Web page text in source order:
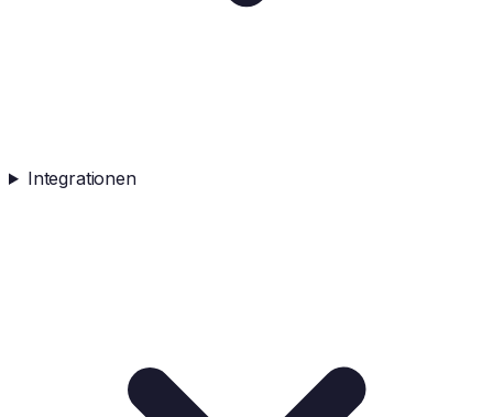
Integrationen